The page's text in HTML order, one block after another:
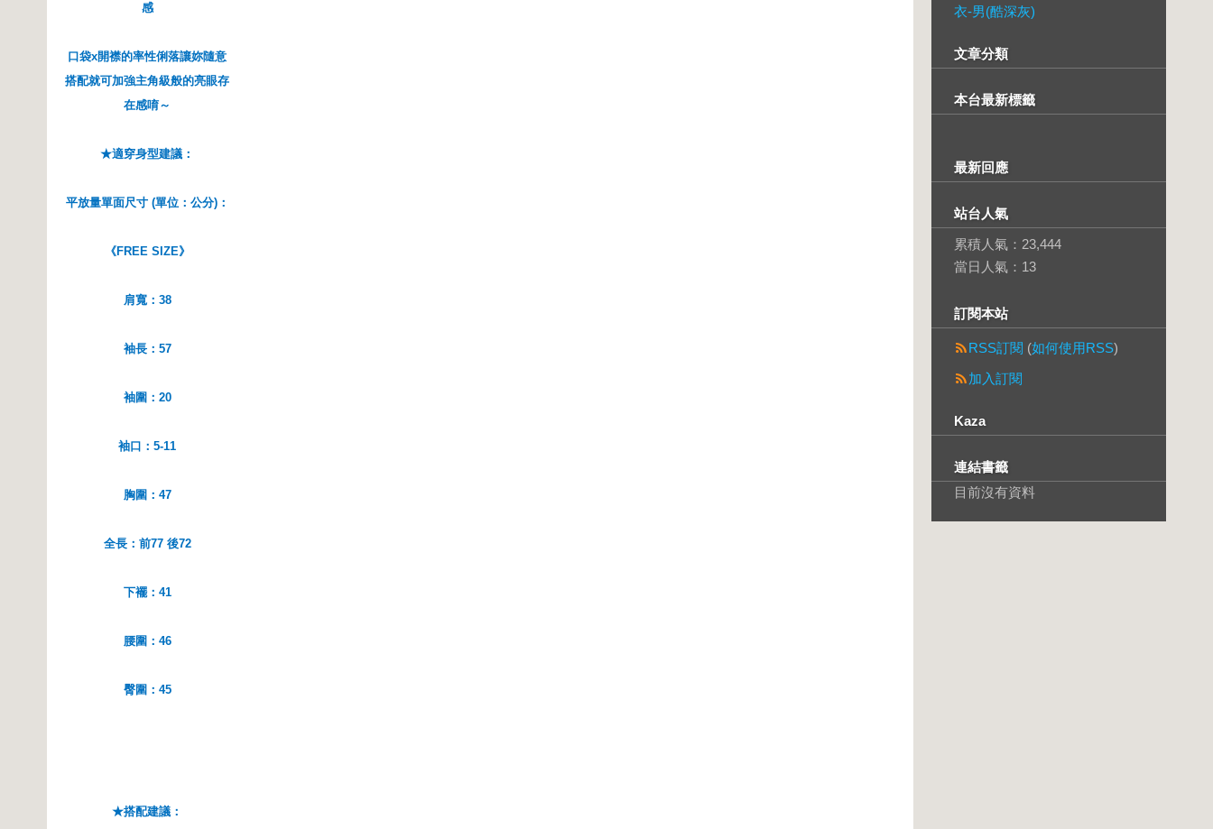
感
口袋x開襟的率性俐落讓妳隨意
搭配就可加強主角級般的亮眼存
在感唷～
★適穿身型建議：
平放量單面尺寸 (單位：公分)：
《FREE SIZE》
肩寬：38
袖長：57
袖圍：20
袖口：5-11
胸圍：47
全長：前77 後72
下襬：41
腰圍：46
臀圍：45
★搭配建議：
衣-男(酷深灰)
文章分類
本台最新標籤
最新回應
站台人氣
累積人氣： 23,444
當日人氣： 13
訂閱本站
RSS訂閱 (如何使用RSS)
加入訂閱
Kaza
連結書籤
目前沒有資料